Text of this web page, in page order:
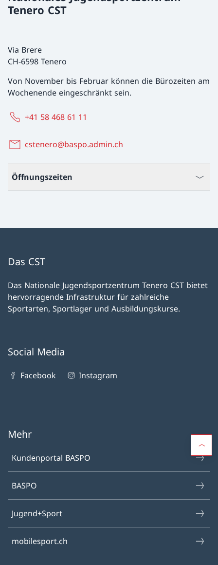
Tenero CST
Via Brere
CH-6598 Tenero
Von November bis Februar können die Bürozeiten am
Wochenende eingeschränkt sein.
+41 58 468 61 11
cstenero@baspo.admin.ch
Öffnungszeiten
Das CST
Das Nationale Jugendsportzentrum Tenero CST bietet
hervorragende Infrastruktur für zahlreiche
Sportarten, Sportlager und Ausbildungskurse.
Social Media
Facebook Instagram
Mehr
Kundenportal BASPO
BASPO
Jugend+Sport
mobilesport.ch